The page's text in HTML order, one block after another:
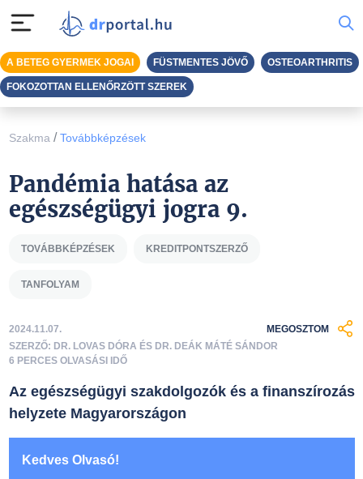
Szakma / Továbbképzések
Pandémia hatása az
egészségügyi jogra 9.
TOVÁBBKÉPZÉSEK KREDITPONTSZERZŐ
TANFOLYAM
2024.11.07.
SZERZŐ: DR. LOVAS DÓRA ÉS DR. DEÁK MÁTÉ SÁNDOR
6 PERCES OLVASÁSI IDŐ
MEGOSZTOM
Az egészségügyi szakdolgozók és a finanszírozás
helyzete Magyarországon
Kedves Olvasó!
A BETEG GYERMEK JOGAI FÜSTMENTES JÖVŐ OSTEOARTHRITIS
FOKOZOTTAN ELLENŐRZÖTT SZEREK